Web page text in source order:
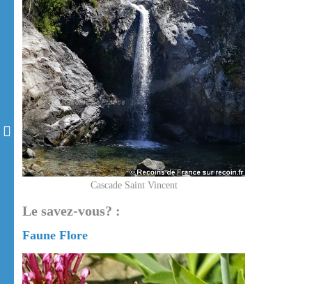
Cascade Saint Vincent
Le savez-vous? :
Faune Flore